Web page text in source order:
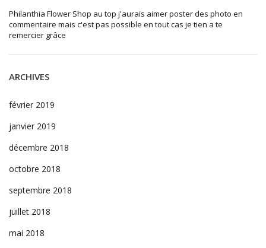
Philanthia Flower Shop au top j'aurais aimer poster des photo en
commentaire mais c'est pas possible en tout cas je tien a te
remercier grâce
ARCHIVES
février 2019
janvier 2019
décembre 2018
octobre 2018
septembre 2018
juillet 2018
mai 2018